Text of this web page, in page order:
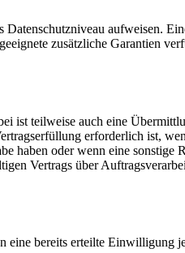
aufweisen.
zusätzliche Garantien
ist teilweise auch eine
erforderlich ist,
oder wenn eine sonstige
Vertrags über
bereits erteilte Einwilligung